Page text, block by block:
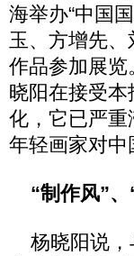
海举办“中国
玉、方增先
作品参加展
晓阳在接受
化，它已严
年轻画家对中
“制作风”
杨晓阳说，